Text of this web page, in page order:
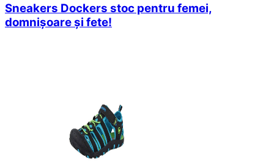
Sneakers Dockers stoc pentru femei,
domnișoare și fete!